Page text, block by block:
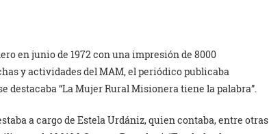
en junio de 1972 con una impresión de 8000
y actividades del MAM, el periódico publicaba
destacaba “La Mujer Rural Misionera tiene la palabra”.
a cargo de Estela Urdániz, quien contaba, entre otras